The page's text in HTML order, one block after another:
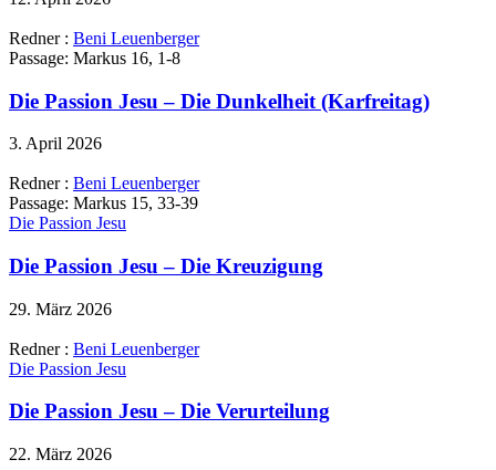
Redner : Beni Leuenberger
Passage: Markus 16, 1-8
Die Passion Jesu – Die Dunkelheit (Karfreitag)
3. April 2026
Redner : Beni Leuenberger
Passage: Markus 15, 33-39
Die Passion Jesu
Die Passion Jesu – Die Kreuzigung
29. März 2026
Redner : Beni Leuenberger
Die Passion Jesu
Die Passion Jesu – Die Verurteilung
22. März 2026